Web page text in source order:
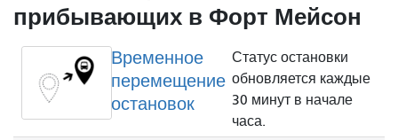
прибывающих в Форт Мейсон
Временное
перемещение
остановок
Статус остановки
обновляется каждые
30 минут в начале
часа.